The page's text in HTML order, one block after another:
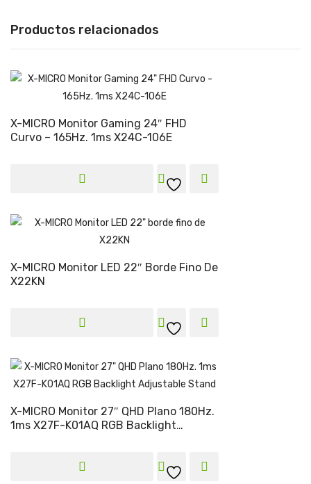
Productos relacionados
X-MICRO Monitor Gaming 24″ FHD
Curvo – 165Hz. 1ms X24C-106E
X-MICRO Monitor LED 22″ Borde Fino De
X22KN
X-MICRO Monitor 27″ QHD Plano 180Hz.
1ms X27F-K01AQ RGB Backlight